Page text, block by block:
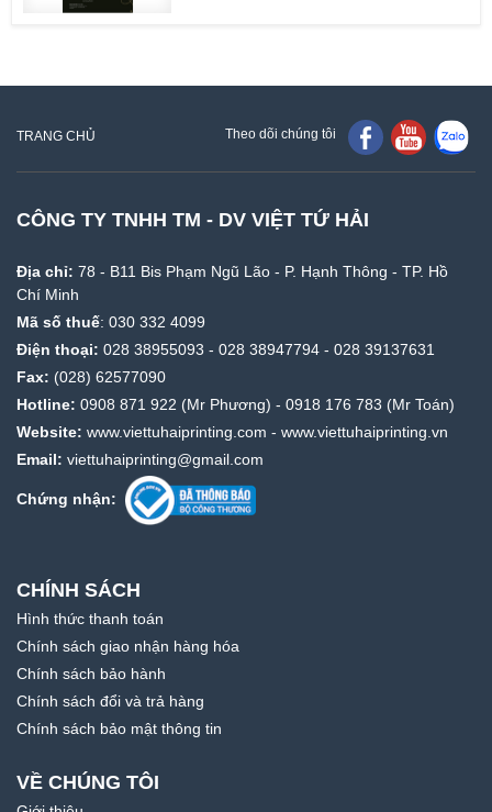
TRANG CHỦ Theo dõi chúng tôi
CÔNG TY TNHH TM - DV VIỆT TỨ HẢI
Địa chỉ: 78 - B11 Bis Phạm Ngũ Lão - P. Hạnh Thông - TP. Hồ
Chí Minh
Mã số thuế: 030 332 4099
Điện thoại: 028 38955093 - 028 38947794 - 028 39137631
Fax: (028) 62577090
Hotline: 0908 871 922 (Mr Phương) - 0918 176 783 (Mr Toán)
Website: www.viettuhaiprinting.com - www.viettuhaiprinting.vn
Email: viettuhaiprinting@gmail.com
Chứng nhận:
CHÍNH SÁCH
Hình thức thanh toán
Chính sách giao nhận hàng hóa
Chính sách bảo hành
Chính sách đổi và trả hàng
Chính sách bảo mật thông tin
VỀ CHÚNG TÔI